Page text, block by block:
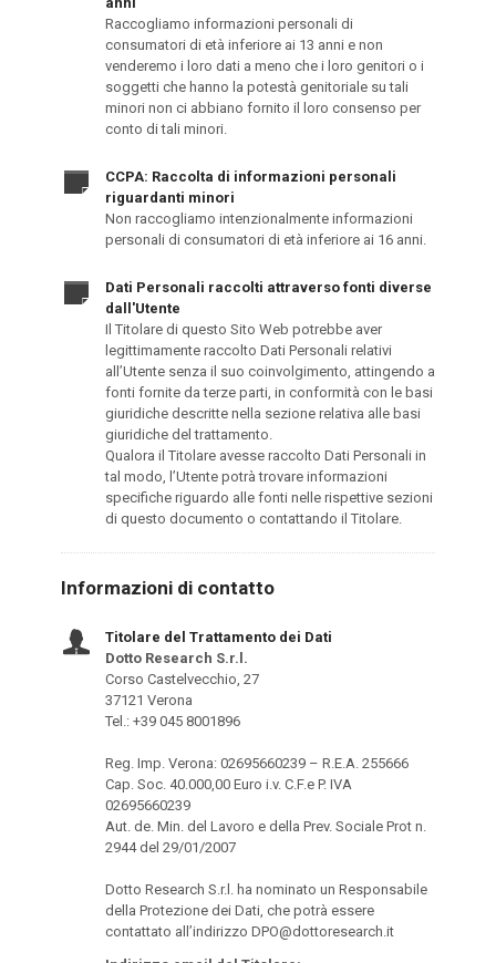
Raccogliamo informazioni personali di
consumatori di età inferiore ai 13 anni e non
venderemo i loro dati a meno che i loro genitori o i
soggetti che hanno la potestà genitoriale su tali
minori non ci abbiano fornito il loro consenso per
conto di tali minori.
CCPA: Raccolta di informazioni personali
riguardanti minori
Non raccogliamo intenzionalmente informazioni
personali di consumatori di età inferiore ai 16 anni.
Dati Personali raccolti attraverso fonti diverse
dall'Utente
Il Titolare di questo Sito Web potrebbe aver
legittimamente raccolto Dati Personali relativi
all’Utente senza il suo coinvolgimento, attingendo a
fonti fornite da terze parti, in conformità con le basi
giuridiche descritte nella sezione relativa alle basi
giuridiche del trattamento.
Qualora il Titolare avesse raccolto Dati Personali in
tal modo, l’Utente potrà trovare informazioni
specifiche riguardo alle fonti nelle rispettive sezioni
di questo documento o contattando il Titolare.
Informazioni di contatto
Titolare del Trattamento dei Dati
Dotto Research S.r.l.
Corso Castelvecchio, 27
37121 Verona
Tel.: +39 045 8001896
Reg. Imp. Verona: 02695660239 – R.E.A. 255666
Cap. Soc. 40.000,00 Euro i.v. C.F.e P. IVA
02695660239
Aut. de. Min. del Lavoro e della Prev. Sociale Prot n.
2944 del 29/01/2007
Dotto Research S.r.l. ha nominato un Responsabile
della Protezione dei Dati, che potrà essere
contattato all’indirizzo DPO@dottoresearch.it